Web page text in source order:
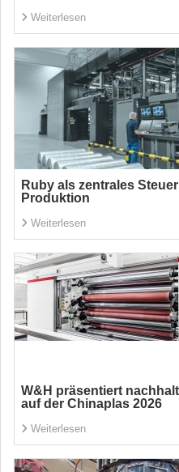
Weiterlesen
Ruby als zentrales
Produktion
Weiterlesen
W&H präsentiert
auf der Chinaplas 2026
Weiterlesen